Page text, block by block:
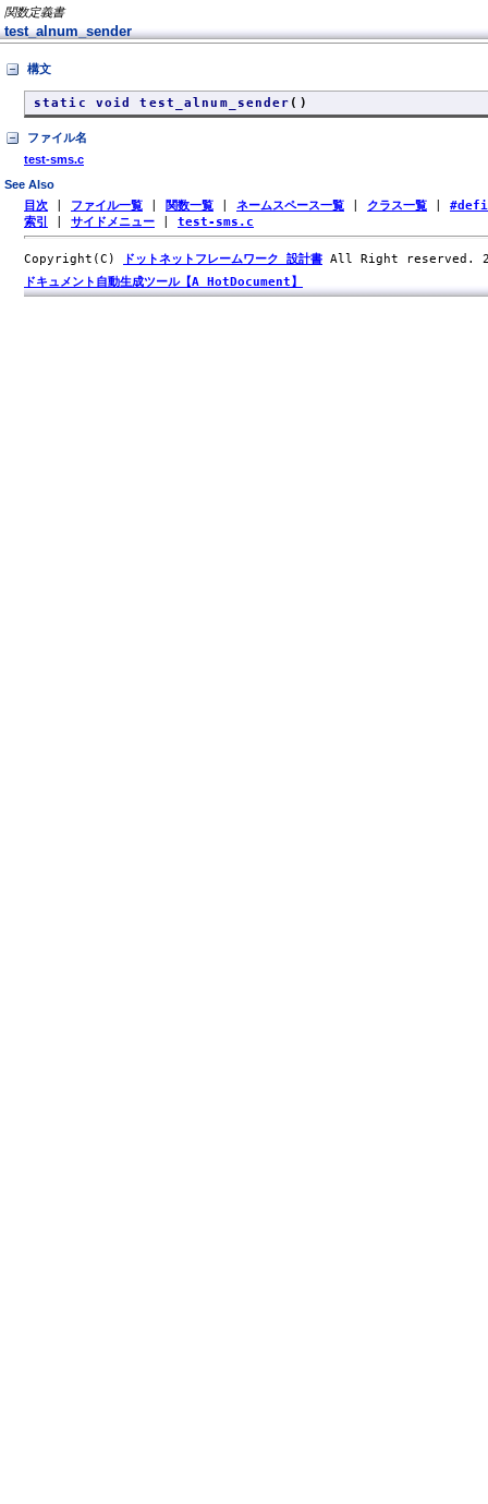
関数定義書
test_alnum_sender
構文
static void test_alnum_sender ()
ファイル名
test-sms.c
See Also
目次 ファイル一覧 関数一覧 ネームスペース一覧 クラス一覧
索引
サイドメニュー test-sms.c
Copyright(C) ドットネットフレームワーク 設計書 All Right reserved.
ドキュメント自動生成ツール【A HotDocument】